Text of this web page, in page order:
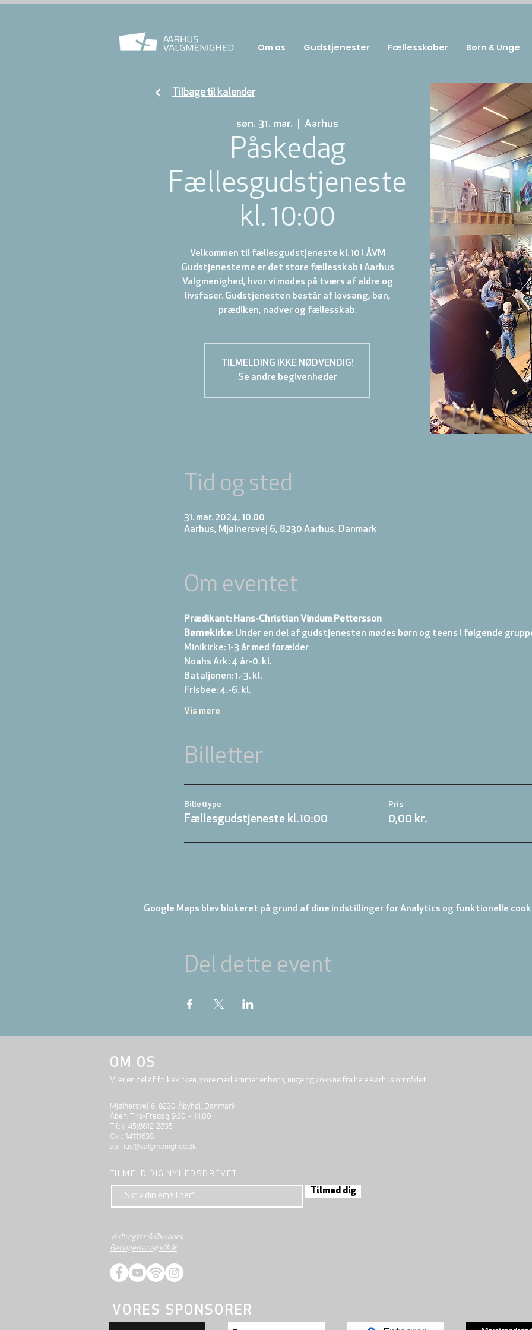
søn. 31. mar. Aarhus
Påskedag
Fællesgudstjeneste
kl. 10:00
Velkommen til fællesgudstjeneste kl. 10 i ÅVM
Gudstjenesterne er det store fællesskab i Aarhus
Valgmenighed, hvor vi mødes på tværs af aldre og
livsfaser. Gudstjenesten består af lovsang, bøn,
prædiken, nadver og fællesskab.
TILMELDING IKKE NØDVENDIG!
Se andre begivenheder
Tid og sted
31. mar. 2024, 10.00
Aarhus, Mjølnersvej 6, 8230 Aarhus, Danmark
Om eventet
Prædikant: Hans-Christian Vindum Pettersson
Børnekirke: Under en del af gudstjenesten mødes børn og teens i følgende
Minikirke: 1-3 år med forælder
Noahs Ark: 4 år-0. kl.
Bataljonen: 1.-3. kl.
Frisbee: 4.-6. kl.
Vis mere
Billetter
Billettype
Fællesgudstjeneste kl.10:00
Pris
0,00 kr.
Google Maps blev blokeret på grund af dine indstillinger for Analytics og funktionelle
Del dette event
Tilbage til kalender
Om os Gudstjenester Fællesskaber Børn & Unge
OM OS
Vi er en del af folkekirken, vore medlemmer er børn, unge og voksne fra hele Aarhus området.
Mjølnersvej 6, 8230 Åbyhøj, Danmark
Åben: Tirs-Fredag 9:30 - 14.00
Tlf.: (+45)8612 2835
Cvr.: 14111638
aarhus@valgmenighed.dk
TILMELD DIG NYHEDSBREVET
Tilmed dig
Vedtægter & Økonomi
Betingelser og vilkår
VORES SPONSORER